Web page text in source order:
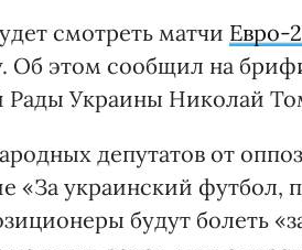
смотреть матчи Евро-
Об этом сообщил на
Рады Украины Николай
депутатов от
«За украинский футбол,
будут болеть